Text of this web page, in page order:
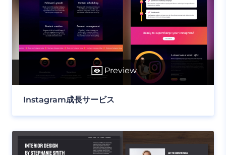
Preview
Instagram成長サービス